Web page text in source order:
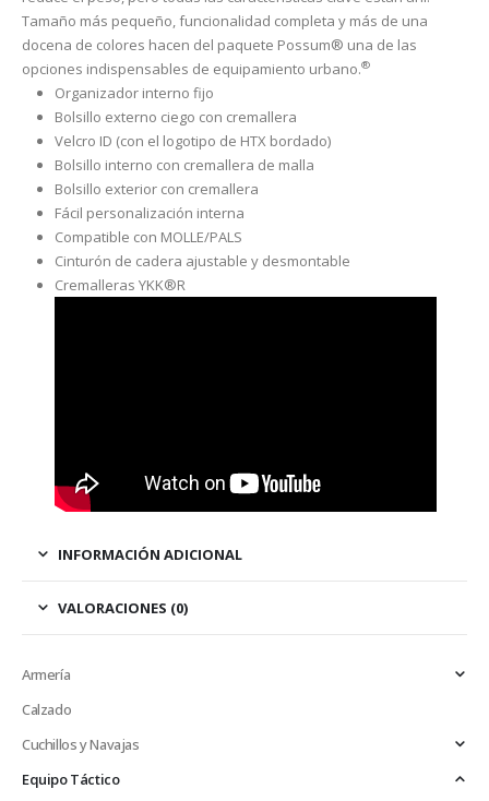
Tamaño más pequeño, funcionalidad completa y más de una
docena de colores hacen del paquete Possum® una de las
opciones indispensables de equipamiento urbano.®
Organizador interno fijo
Bolsillo externo ciego con cremallera
Velcro ID (con el logotipo de HTX bordado)
Bolsillo interno con cremallera de malla
Bolsillo exterior con cremallera
Fácil personalización interna
Compatible con MOLLE/PALS
Cinturón de cadera ajustable y desmontable
Cremalleras YKK®R
INFORMACIÓN ADICIONAL
VALORACIONES (0)
Armería
Calzado
Cuchillos y Navajas
Equipo Táctico